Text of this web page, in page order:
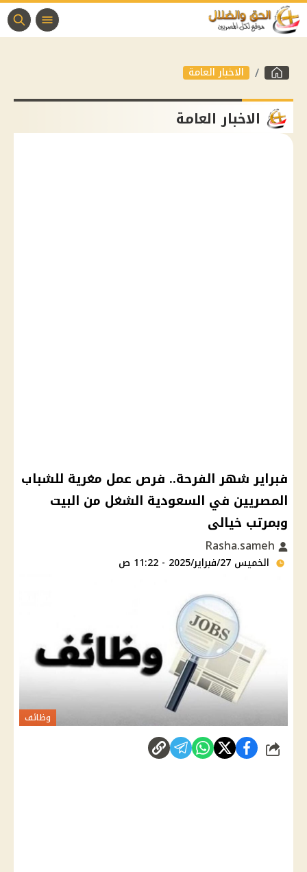
الاخبار العامة
الاخبار العامة
فبراير شهر الفرحة.. فرص عمل مغرية للشباب
المصريين في السعودية الشغل من البيت
وبمرتب خيالى
الخميس 27/فبراير/2025 - 11:22 ص
وظائف
شارك